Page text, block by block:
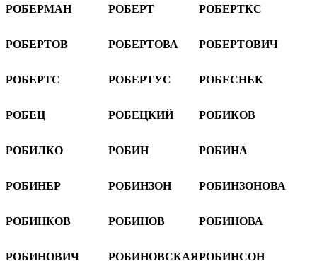
РОБЕРМАН РОБЕРТ РОБЕРТКС
РОБЕРТОВ РОБЕРТОВА РОБЕРТОВИЧ
РОБЕРТС РОБЕРТУС РОБЕСНЕК
РОБЕЦ РОБЕЦКИЙ РОБИКОВ
РОБИЛКО РОБИН РОБИНА
РОБИНЕР РОБИНЗОН РОБИНЗОНОВА
РОБИНКОВ РОБИНОВ РОБИНОВА
РОБИНОВИЧ РОБИНОВСКАЯРОБИНСОН